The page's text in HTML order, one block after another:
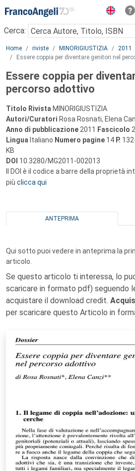
Menu
Cerca:
Main content
Home riviste MINORIGIUSTIZIA
2011
Essere coppia per diventare genitori nel
Essere coppia per
percorso adottivo
Titolo Rivista MINORIGIUSTIZIA
Autori/Curatori Rosa Rosnati, Elena
Anno di pubblicazione 2011 Fascicolo
Lingua Italiano Numero pagine 14 P.
KB
DOI 10.3280/MG2011-002013
Il DOI è il codice a barre della proprietà
più clicca qui
ANTEPRIMA
Qui sotto puoi vedere in anteprima la
articolo.
Se questo articolo ti interessa, lo
scaricare in formato pdf) seguendo
acquistare il download credit.
per scaricare questo Articolo in